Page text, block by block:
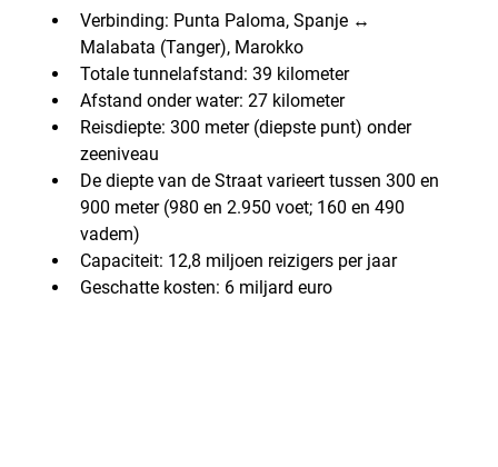
Verbinding: Punta Paloma, Spanje ↔
Malabata (Tanger), Marokko
Totale tunnelafstand: 39 kilometer
Afstand onder water: 27 kilometer
Reisdiepte: 300 meter (diepste punt) onder
zeeniveau
De diepte van de Straat varieert tussen 300 en
900 meter (980 en 2.950 voet; 160 en 490
vadem)
Capaciteit: 12,8 miljoen reizigers per jaar
Geschatte kosten: 6 miljard euro